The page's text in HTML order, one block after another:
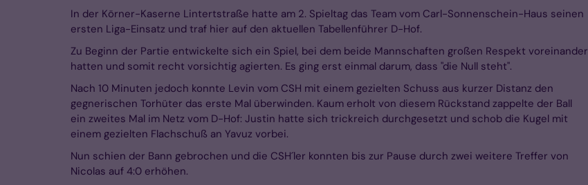
In der Körner-Kaserne Lintertstraße hatte am 2. Spieltag das Team vom Carl-Sonnenschein-Haus seinen
ersten Liga-Einsatz und traf hier auf den aktuellen Tabellenführer D-Hof.
Zu Beginn der Partie entwickelte sich ein Spiel, bei dem beide Mannschaften großen Respekt voreinander
hatten und somit recht vorsichtig agierten. Es ging erst einmal darum, dass "die Null steht".
Nach 10 Minuten jedoch konnte Levin vom CSH mit einem gezielten Schuss aus kurzer Distanz den
gegnerischen Torhüter das erste Mal überwinden. Kaum erholt von diesem Rückstand zappelte der Ball
ein zweites Mal im Netz vom D-Hof: Justin hatte sich trickreich durchgesetzt und schob die Kugel mit
einem gezielten Flachschuß an Yavuz vorbei.
Nun schien der Bann gebrochen und die CSH´ler konnten bis zur Pause durch zwei weitere Treffer von
Nicolas auf 4:0 erhöhen.